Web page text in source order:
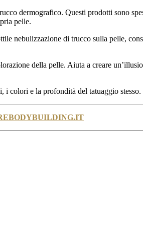
dermografico. Questi prodotti sono
pelle.
nebulizzazione di trucco sulla pelle,
della pelle. Aiuta a creare
i colori e la profondità del tatuaggio stesso.